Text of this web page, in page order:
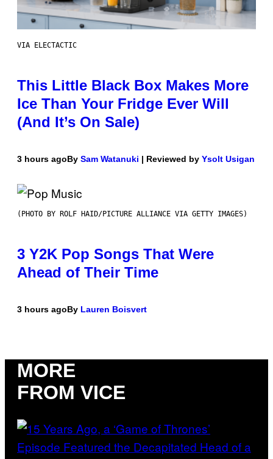
VIA ELECTACTIC
This Little Black Box Makes More
Ice Than Your Fridge Ever Will
(And It’s On Sale)
3 hours agoBy Sam Watanuki | Reviewed by Ysolt Usigan
(PHOTO BY ROLF HAID/PICTURE ALLIANCE VIA GETTY IMAGES)
3 Y2K Pop Songs That Were
Ahead of Their Time
3 hours agoBy Lauren Boisvert
MORE
FROM VICE